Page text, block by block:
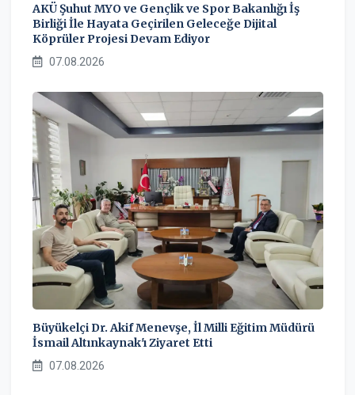
AKÜ Şuhut MYO ve Gençlik ve Spor Bakanlığı İş
Birliği İle Hayata Geçirilen Geleceğe Dijital
Köprüler Projesi Devam Ediyor
07.08.2026
Büyükelçi Dr. Akif Menevşe, İl Milli Eğitim Müdürü
İsmail Altınkaynak'ı Ziyaret Etti
07.08.2026